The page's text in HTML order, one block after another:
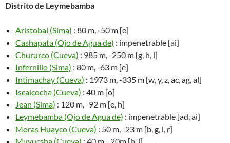
Distrito de Leymebamba
Aristobal (Sima) : 80 m, -50 m [e]
Cashapata (Ojo de Agua de) : impenetrable [ai]
Chururco (Cueva) : 985 m, -250 m [g, h, l]
Infernillo (Sima) : 80 m, -63 m [e]
Intimachay (Cueva) : 1973 m, -335 m [w, y, z, ac, ag, al]
Iscaicocha (Cueva) : 40 m [o]
Jean (Sima) : 120 m, -92 m [e, h]
Leymebamba (Ojo de Agua de) : impenetrable [ad, ai]
Moras Huayco (Cueva) : 50 m, -23 m [b, g, l, r]